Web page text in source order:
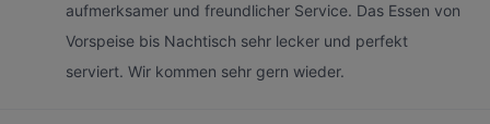
aufmerksamer und freundlicher Service. Das Essen von
Vorspeise bis Nachtisch sehr lecker und perfekt
serviert. Wir kommen sehr gern wieder.